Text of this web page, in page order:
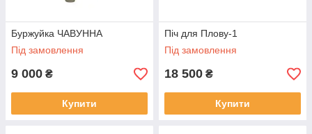
Буржуйка ЧАВУННА
Під замовлення
9 000 ₴
Купити
Піч для Плову-1
Під замовлення
18 500 ₴
Купити